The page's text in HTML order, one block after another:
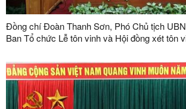
Đồng chí Đoàn Thanh Sơn, Phó Chủ tịch
Ban Tổ chức Lễ tôn vinh và Hội đồng xét tôn
năm 2026